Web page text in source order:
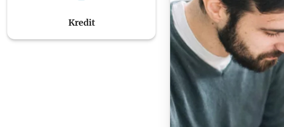
Moliya bozori
Bank xizmatlari
huquqlari
Kredit